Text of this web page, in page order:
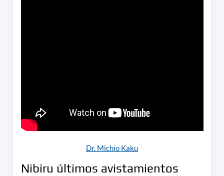
Dr. Michio Kaku
Nibiru últimos avistamientos